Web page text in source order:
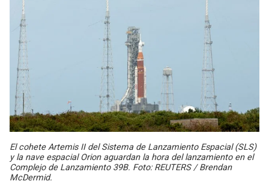
El cohete Artemis II del Sistema de Lanzamiento Espacial (SLS)
y la nave espacial Orion aguardan la hora del lanzamiento en el
Complejo de Lanzamiento 39B. Foto: REUTERS / Brendan
McDermid.